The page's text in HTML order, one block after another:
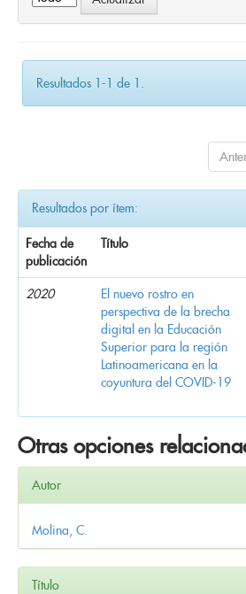
Resultados 1-1 de 1.
Resultados por ítem:
Fecha de
publicación
Título
2020
El nuevo rostro en
perspectiva de la brecha
digital en la Educación
Superior para la región
Latinoamericana en la
coyuntura del COVID-19
Otras opciones
Autor
Molina, C.
Título